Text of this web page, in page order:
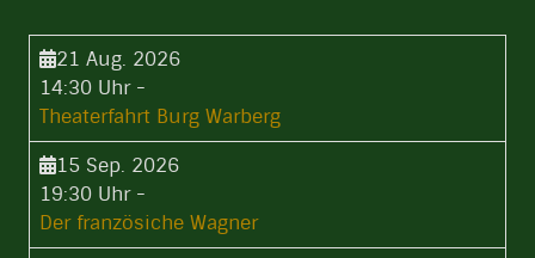
21 Aug. 2026
14:30 Uhr-
Theaterfahrt Burg Warberg
15 Sep. 2026
19:30 Uhr-
Der französiche Wagner